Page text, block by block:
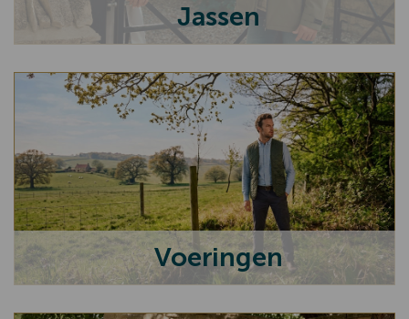
Colberts
Broeken
Hoeden, petten en mutsen
Handschoenen
Sjaals
Tassen en portemonnees
Riemen
Jassen
Voeringen